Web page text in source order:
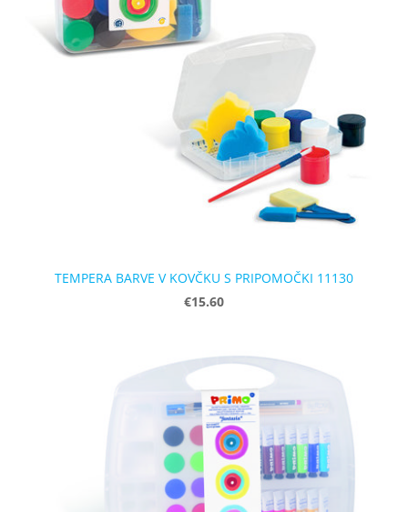
TEMPERA BARVE V KOVČKU S PRIPOMOČKI 11130
€15.60